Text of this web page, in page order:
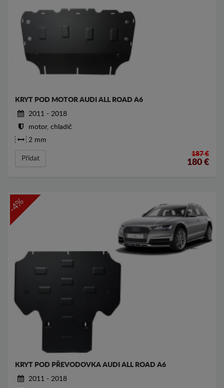
KRYT POD MOTOR AUDI ALL ROAD A6
2011 - 2018
motor, chladič
2 mm
Přídat
187 €
180 €
-4%
KRYT POD PŘEVODOVKA AUDI ALL ROAD A6
2011 - 2018